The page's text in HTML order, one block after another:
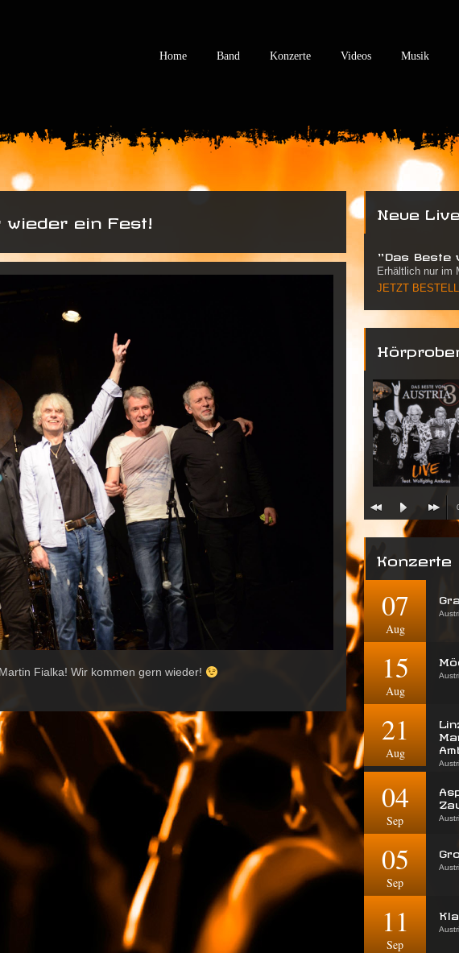
Home Band Konzerte Videos Musik
wieder ein Fest!
Fialka! Wir kommen gern wieder!
Neue
"Das Beste
Erhältlich nur im
JETZT
Konzerte
07
Aug
15
Aug
21
Aug
04
Sep
05
Sep
11
Sep